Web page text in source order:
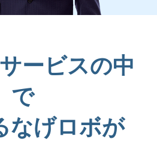
ービスの中
で
なげロボが